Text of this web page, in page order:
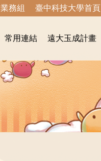
務組 臺中科技大學首頁
常用連結 遠大玉成計畫